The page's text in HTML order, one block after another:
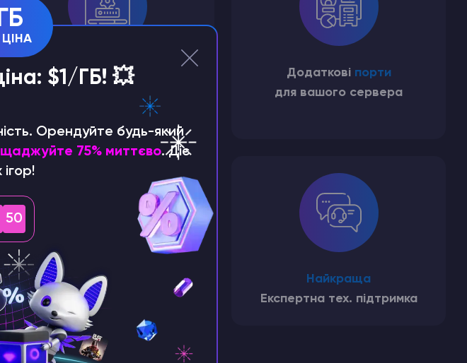
Надшвидкеавтоматичне
встановлення одразу після
Додаткові порти
для вашого сервера
Повнофункціональний
доступ через SFTP
Найкраща
Експертна тех. підтримка
$1/ГБ! 💥
Орендуйте будь-який
75% миттєво. Діє
ігор!
49